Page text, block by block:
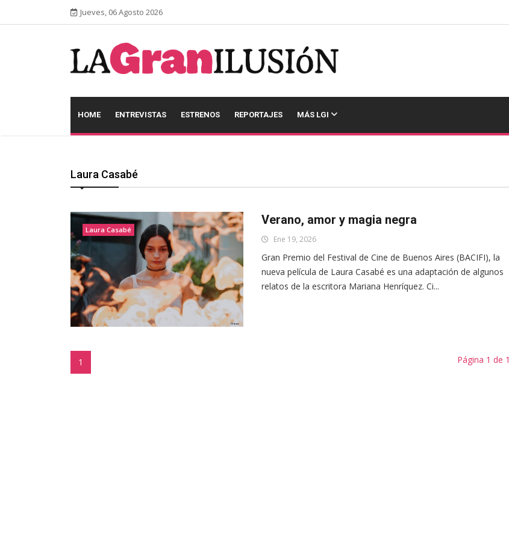
Jueves, 06 Agosto 2026
HOME ENTREVISTAS ESTRENOS REPORTAJES MÁS LGI
Laura Casabé
Laura Casabé
Verano, amor y magia negra
Ene 19, 2026
Gran Premio del Festival de Cine de Buenos Aires (BACIFI), la
nueva película de Laura Casabé es una adaptación de algunos
relatos de la escritora Mariana Henríquez. Ci...
1 Página 1 de 1